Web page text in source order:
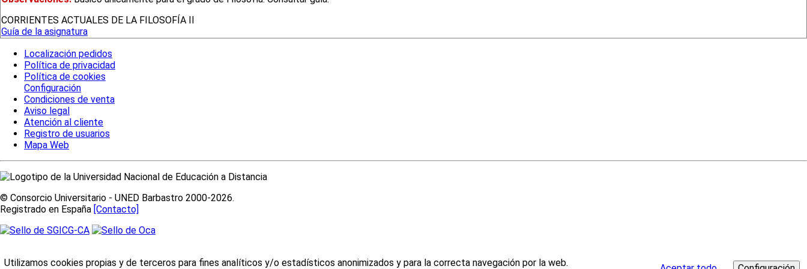
CORRIENTES ACTUALES DE LA FILOSOFÍA II
Guía de la asignatura
Localización pedidos
Política de privacidad
Política de cookies
Configuración
Condiciones de venta
Aviso legal
Atención al cliente
Registro de usuarios
Mapa Web
© Consorcio Universitario - UNED Barbastro 2000-2026.
Registrado en España [Contacto]
Utilizamos cookies propias y de terceros para fines analíticos y/o estadísticos anonimizados y para la correcta navegación por la web.